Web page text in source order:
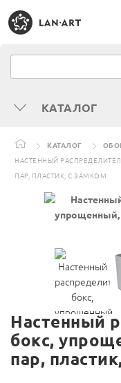
КАТАЛОГ
КАТАЛОГ
НАСТЕННЫЙ
ПАР, ПЛАСТИК, С ЗАМКОМ
Настенный
бокс,
пар,